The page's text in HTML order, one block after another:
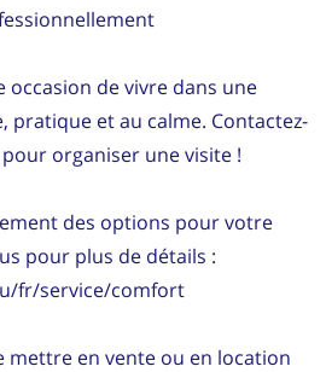
occasion de vivre dans une
pratique et au calme. Contactez-
organiser une visite !
des options pour votre
pour plus de détails :
fr/service/comfort
mettre en vente ou en location